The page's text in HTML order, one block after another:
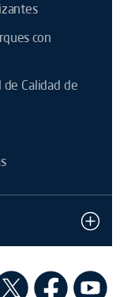
con
Calidad de